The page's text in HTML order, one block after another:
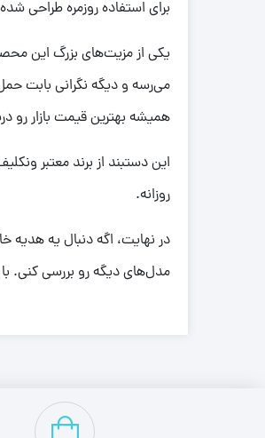
برای استفاده روزمره طراحی
یکی از مزیت‌های بزرگ این
می‌رسه و دیگه نگرانی بابت
همیشه بهترین قیمت بازار
این دستبند از برند معتبر
روزانه.
در نهایت، اگه دنبال یه
مدل‌های دیگه رو بررسی کنی. با پشتیبانی 24/7 و ارسال سریع، تجربه خریدی